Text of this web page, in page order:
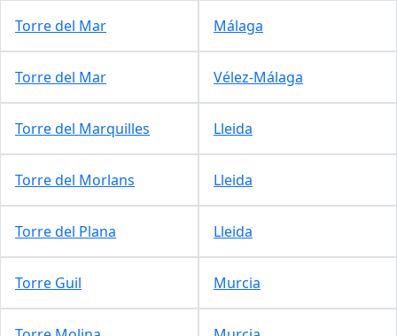
Torre del Mar Málaga
Torre del Mar Vélez-Málaga
Torre del Marquilles Lleida
Torre del Morlans Lleida
Torre del Plana Lleida
Torre Guil Murcia